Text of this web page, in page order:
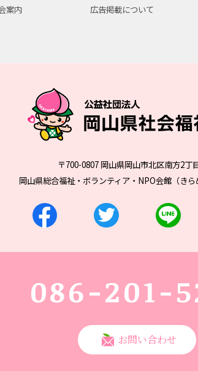
案内 広告掲載について
〒700-0807 岡山県岡山市北区南方2丁
岡山県総合福祉・ボランティア・NPO会館（き
086-201-
お問い合わせ